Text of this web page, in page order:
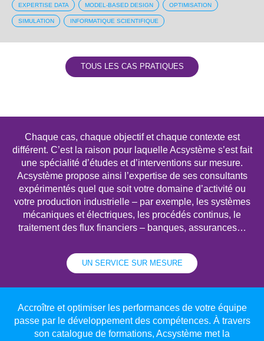
EXPERTISE DATA MODEL-BASED DESIGN OPTIMISATION
SIMULATION INFORMATIQUE SCIENTIFIQUE
TOUS LES CAS PRATIQUES
Chaque cas, chaque objectif et chaque contexte est
différent. C’est la raison pour laquelle Acsystème s’est fait
une spécialité d’études et d’interventions sur mesure.
Acsystème propose ainsi l’expertise de ses consultants
expérimentés quel que soit votre domaine d’activité ou
votre production industrielle – par exemple, les systèmes
mécaniques et électriques, les procédés continus, le
traitement des flux financiers – banques, assurances…
UN SERVICE SUR MESURE
Accroître et optimiser les performances de votre équipe
passe par le développement des compétences. À travers
son catalogue de formations, Acsystème met la